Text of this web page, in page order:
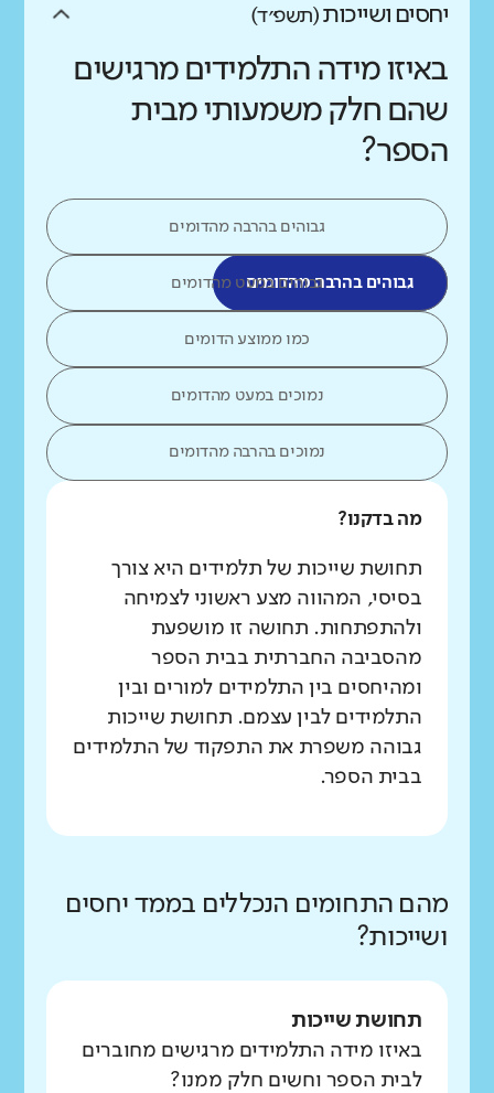
יחסים ושייכות(תשפ״ד)
באיזו מידה התלמידים מרגישים
שהם חלק משמעותי מבית
הספר?
גבוהים בהרבה מהדומים
גבוהים בהרבה מהדומיםגבוהים במעט מהדומים
כמו ממוצע הדומים
נמוכים במעט מהדומים
נמוכים בהרבה מהדומים
מה בדקנו?
תחושת שייכות של תלמידים היא צורך
בסיסי, המהווה מצע ראשוני לצמיחה
ולהתפתחות. תחושה זו מושפעת
מהסביבה החברתית בבית הספר
ומהיחסים בין התלמידים למורים ובין
התלמידים לבין עצמם. תחושת שייכות
גבוהה משפרת את התפקוד של התלמידים
בבית הספר.
מהם התחומים הנכללים בממד יחסים
ושייכות?
תחושת שייכות
באיזו מידה התלמידים מרגישים מחוברים
לבית הספר וחשים חלק ממנו?